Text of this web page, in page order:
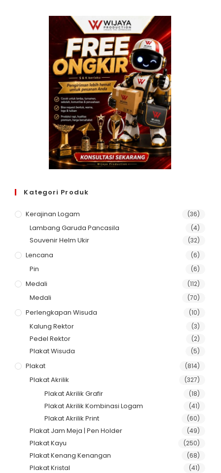
Kategori Produk
Kerajinan Logam (36)
Lambang Garuda Pancasila (4)
Souvenir Helm Ukir (32)
Lencana (6)
Pin (6)
Medali (112)
Medali (70)
Perlengkapan Wisuda (10)
Kalung Rektor (3)
Pedel Rektor (2)
Plakat Wisuda (5)
Plakat (814)
Plakat Akrilik (327)
Plakat Akrilik Grafir (18)
Plakat Akrilik Kombinasi Logam (41)
Plakat Akrilik Print (60)
Plakat Jam Meja | Pen Holder (49)
Plakat Kayu (250)
Plakat Kenang Kenangan (68)
Plakat Kristal (41)